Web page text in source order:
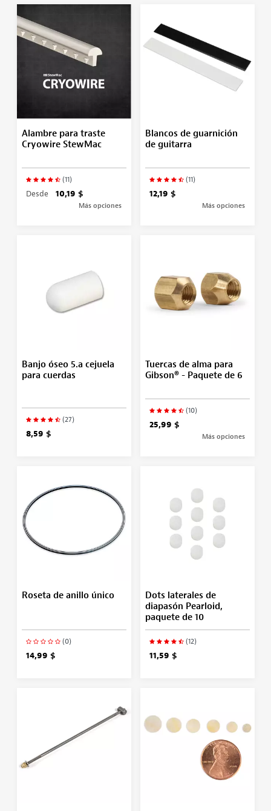
Alambre para traste
Cryowire StewMac
(11)
Desde 10,19 $
Más opciones
Blancos de guarnición
de guitarra
(11)
12,19 $
Más opciones
Banjo óseo 5.a cejuela
para cuerdas
(27)
8,59 $
Tuercas de alma para
Gibson® - Paquete de 6
(10)
25,99 $
Más opciones
Roseta de anillo único
(0)
14,99 $
Dots laterales de
diapasón Pearloid,
paquete de 10
(12)
11,59 $